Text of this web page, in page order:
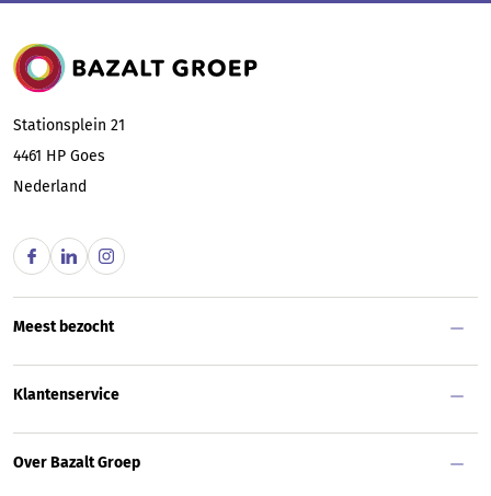
Bazalt Groep
Stationsplein 21
4461 HP Goes
Nederland
Meest bezocht
Klantenservice
Over Bazalt Groep